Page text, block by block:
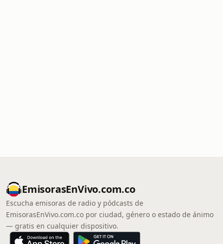
EmisorasEnVivo.com.co
Escucha emisoras de radio y pódcasts de
EmisorasEnVivo.com.co por ciudad, género o estado de ánimo
— gratis en cualquier dispositivo.